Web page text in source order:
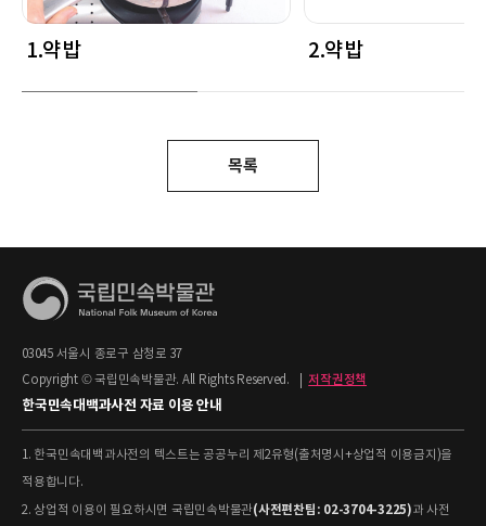
1.약밥 2.약밥
목록
03045 서울시 종로구 삼청로 37
Copyright © 국립민속박물관. All Rights Reserved.
저작권정책
한국민속대백과사전 자료 이용 안내
1. 한국민속대백과사전의 텍스트는 공공누리 제2유형(출처명시+상업적 이용금지)을
적용합니다.
2. 상업적 이용이 필요하시면 국립민속박물관(사전편찬팀: 02-3704-3225)과 사전